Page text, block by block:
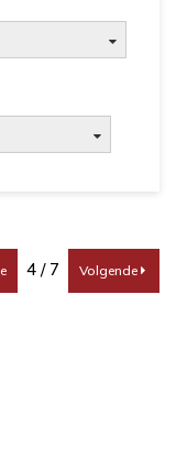
4 / 7 Volgende